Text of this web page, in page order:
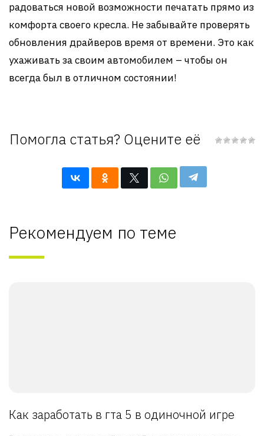
радоваться новой возможности печатать прямо из
комфорта своего кресла. Не забывайте проверять
обновления драйверов время от времени. Это как
ухаживать за своим автомобилем – чтобы он
всегда был в отличном состоянии!
Помогла статья? Оцените её
Рекомендуем по теме
Как заработать в гта 5 в одиночной игре